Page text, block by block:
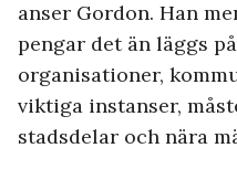
anser Gordon. Han
pengar det än läggs
organisationer,
viktiga instanser,
stadsdelar och nära